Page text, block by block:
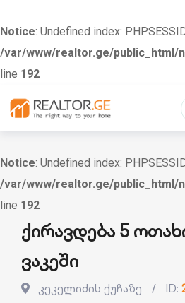
Notice: Undefined index:
/var/www/realtor.ge/public_html/
line 192
Notice: Undefined index:
/var/www/realtor.ge/public_html/
line 192
ქირავდება 5
ვაკეში
კეკელიძის ქუჩაზე ID: